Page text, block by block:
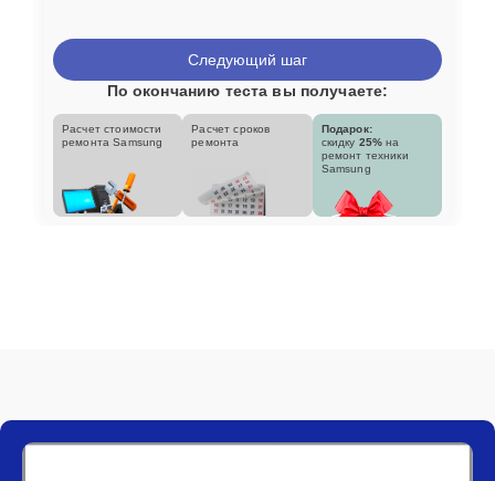
Следующий шаг
По окончанию теста вы получаете:
Расчет стоимости
ремонта Samsung
Расчет сроков
ремонта
Подарок:
скидку 25% на
ремонт техники
Samsung